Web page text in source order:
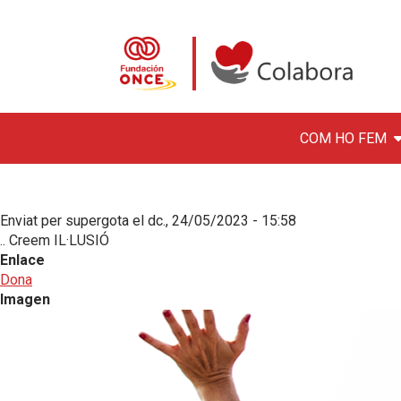
Colabora con la Fundación
COM HO FEM
DES DE LA DISCAPACITAT,
Enviat per supergota el dc., 24/05/2023 - 15:58
.. Creem IL·LUSIÓ
Enlace
Dona
Imagen